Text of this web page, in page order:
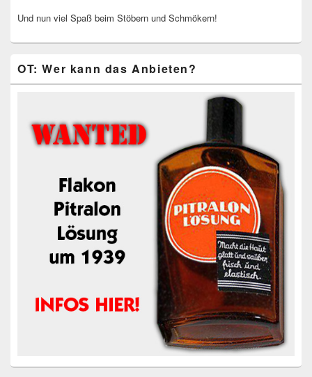
Und nun viel Spaß beim Stöbern und Schmökern!
OT: Wer kann das Anbieten?